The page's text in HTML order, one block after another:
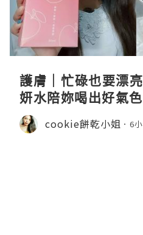
護膚｜忙碌也要漂
妍水陪妳喝出好氣色
cookie餅乾小姐 6